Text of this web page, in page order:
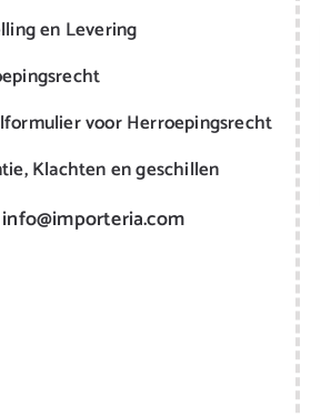
en Levering
voor Herroepingsrecht
Klachten en geschillen
info@importeria.com